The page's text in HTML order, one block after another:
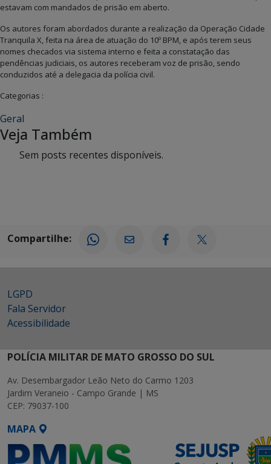
estavam com mandados de prisão em aberto.
Os autores foram abordados durante a realização da Operação Cidade
Tranquila X, feita na área de atuação do 10º BPM, e após terem seus
nomes checados via sistema interno e feita a constatação das
pendências judiciais, os autores receberam voz de prisão, sendo
conduzidos até a delegacia da polícia civil.
Categorias :
Geral
Veja Também
Sem posts recentes disponíveis.
Compartilhe:
LGPD
Fala Servidor
Acessibilidade
POLÍCIA MILITAR DE MATO GROSSO DO SUL
Av. Desembargador Leão Neto do Carmo 1203
Jardim Veraneio - Campo Grande | MS
CEP: 79037-100
MAPA